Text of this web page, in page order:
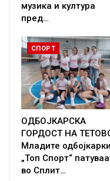
музика и култура
пред…
СПОРТ
ОДБОЈКАРСКА
ГОРДОСТ НА
Младите
„Топ Спорт“
во Сплит…